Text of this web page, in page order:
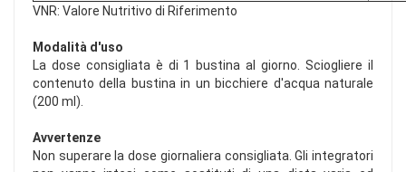
VNR: Valore Nutritivo di Riferimento
Modalità d'uso
La dose consigliata è di 1 bustina al giorno. Sciogliere il
contenuto della bustina in un bicchiere d'acqua naturale
(200 ml).
Avvertenze
Non superare la dose giornaliera consigliata. Gli integratori